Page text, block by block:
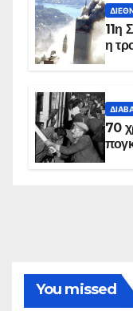
11η
η
70
You missed